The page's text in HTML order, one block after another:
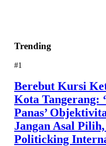
Trending
#1
Berebut Kursi
Kota Tangerang:
Panas’
Jangan Asal
Politicking